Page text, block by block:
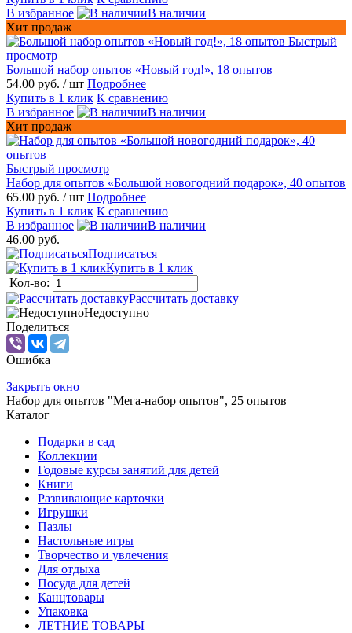
В избранное
В наличии
Хит продаж
Быстрый
просмотр
Большой набор опытов «Новый год!», 18 опытов
54.00 руб. / шт Подробнее
Купить в 1 клик К сравнению
В избранное
В наличии
Хит продаж
Быстрый просмотр
Набор для опытов «Большой новогодний подарок», 40 опытов
65.00 руб. / шт Подробнее
Купить в 1 клик К сравнению
В избранное
В наличии
46.00 руб.
Подписаться
Купить в 1 клик
Кол-во:
Рассчитать доставку
Недоступно
Поделиться
Ошибка
Закрыть окно
Набор для опытов "Мега-набор опытов", 25 опытов
Каталог
Подарки в сад
Коллекции
Годовые курсы занятий для детей
Книги
Развивающие карточки
Игрушки
Пазлы
Настольные игры
Творчество и увлечения
Для отдыха
Посуда для детей
Канцтовары
Упаковка
ЛЕТНИЕ ТОВАРЫ